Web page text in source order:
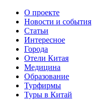
О проекте
Новости и события
Статьи
Интересное
Города
Отели Китая
Медицина
Образование
Турфирмы
Туры в Китай